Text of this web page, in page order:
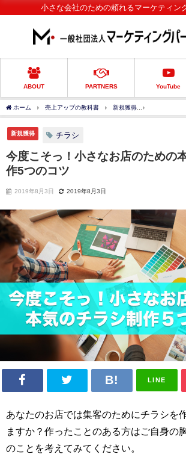
小さな会社のための頼れるマーケティン
ABOUT PARTNERS YouTube
ホーム 売上アップの教科書 新規獲得
新規獲得 チラシ
今度こそっ！小さなお店のための
作5つのコツ
2019年8月3日 2019年8月3日
LINE
あなたのお店では集客のためにチラシを
ますか？作ったことのある方はご自身の
のことを考えてみてください。